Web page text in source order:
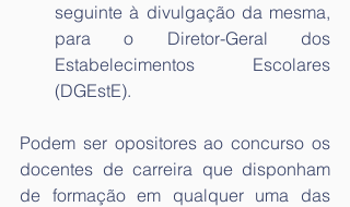
seguinte à divulgação da mesma,
para o Diretor-Geral dos
Estabelecimentos Escolares
(DGEstE).
Podem ser opositores ao concurso os
docentes de carreira que disponham
de formação em qualquer uma das